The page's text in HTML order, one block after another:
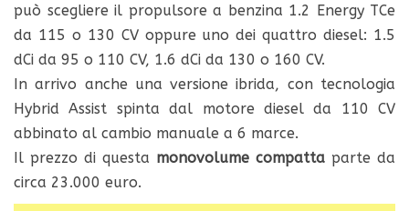
può scegliere il propulsore a benzina 1.2 Energy TCe
da 115 o 130 CV oppure uno dei quattro diesel: 1.5
dCi da 95 o 110 CV, 1.6 dCi da 130 o 160 CV.
In arrivo anche una versione ibrida, con tecnologia
Hybrid Assist spinta dal motore diesel da 110 CV
abbinato al cambio manuale a 6 marce.
Il prezzo di questa monovolume compatta parte da
circa 23.000 euro.